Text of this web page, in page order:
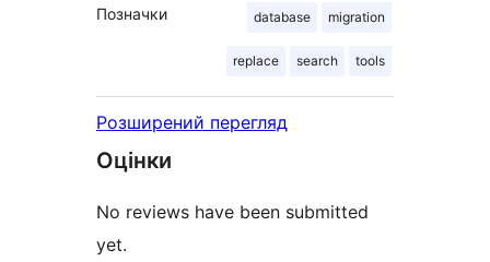
Позначки database migration
replace search tools
Розширений перегляд
Оцінки
No reviews have been submitted
yet.